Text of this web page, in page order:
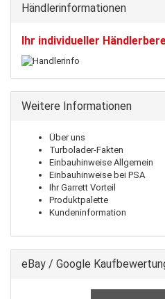
Händlerinformationen
Ihr individueller
Weitere Informationen
Über uns
Turbolader-Fakten
Einbauhinweise Allgemein
Einbauhinweise bei PSA
Ihr Garrett Vorteil
Produktpalette
Kundeninformation
eBay / Google